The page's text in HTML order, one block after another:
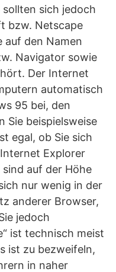
sich jedoch
bzw. Netscape
auf den Namen
Navigator sowie
Der Internet
automatisch
95 bei, den
Sie beispielsweise
egal, ob Sie sich
Explorer
auf der Höhe
nur wenig in der
anderer Browser,
jedoch
ist technisch meist
ist zu bezweifeln,
in naher